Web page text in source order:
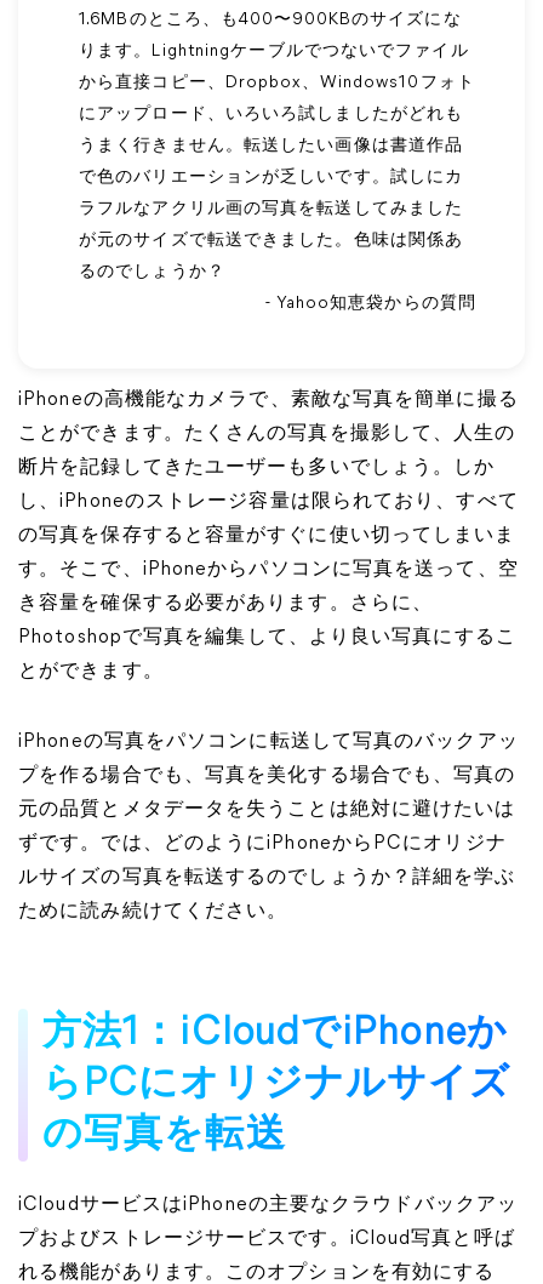
1.6MBのところ、も400〜900KBのサイズにな
ります。Lightningケーブルでつないでファイル
から直接コピー、Dropbox、Windows10フォト
にアップロード、いろいろ試しましたがどれも
うまく行きません。転送したい画像は書道作品
で色のバリエーションが乏しいです。試しにカ
ラフルなアクリル画の写真を転送してみました
が元のサイズで転送できました。色味は関係あ
るのでしょうか？
- Yahoo知恵袋からの質問
iPhoneの高機能なカメラで、素敵な写真を簡単に撮る
ことができます。たくさんの写真を撮影して、人生の
断片を記録してきたユーザーも多いでしょう。しか
し、iPhoneのストレージ容量は限られており、すべて
の写真を保存すると容量がすぐに使い切ってしまいま
す。そこで、iPhoneからパソコンに写真を送って、空
き容量を確保する必要があります。さらに、
Photoshopで写真を編集して、より良い写真にするこ
とができます。
iPhoneの写真をパソコンに転送して写真のバックアッ
プを作る場合でも、写真を美化する場合でも、写真の
元の品質とメタデータを失うことは絶対に避けたいは
ずです。では、どのようにiPhoneからPCにオリジナ
ルサイズの写真を転送するのでしょうか？詳細を学ぶ
ために読み続けてください。
方法1：iCloudでiPhoneか
らPCにオリジナルサイズ
の写真を転送
iCloudサービスはiPhoneの主要なクラウドバックアッ
プおよびストレージサービスです。iCloud写真と呼ば
れる機能があります。このオプションを有効にする